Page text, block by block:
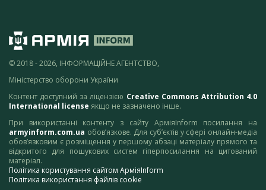
© 2018 - 2026, ІНФОРМАЦІЙНЕ АГЕНТСТВО,
Міністерство оборони України
Контент доступний за ліцензією Creative Commons Attribution 4.0
International license якщо не зазначено інше.
При використанні контенту з сайту АрміяInform посилання на
armyinform.com.ua обов’язкове. Для суб’єктів у сфері онлайн-медіа
обов’язковим є розміщення у першому абзаці матеріалу прямого та
відкритого для пошукових систем гіперпосилання на цитований
матеріал.
Політика користування сайтом АрміяInform
Політика використання файлів cookie